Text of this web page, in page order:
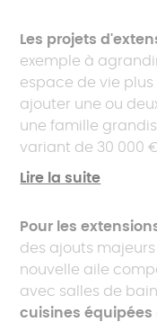
Cela contribue à
simple et
retour sur
ajoutée à la
Les projets
exemple à
espace de vie
ajouter une ou
une famille
variant de 30 000
projets soient plus
du bâtiment, et
certains murs
significative
de la maison, ce
Lire la suite
Pour les
des ajouts
nouvelle aile
avec salles de
cuisines équipées